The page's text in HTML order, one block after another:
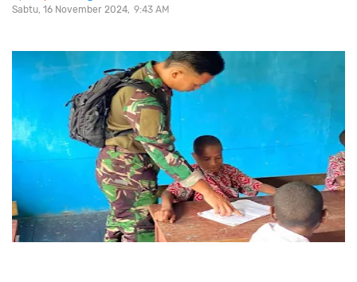
Sabtu, 16 November 2024 9:43 AM